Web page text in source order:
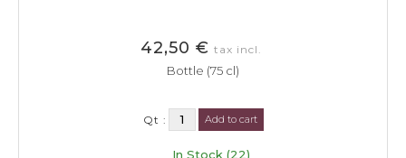
42,50 € tax incl.
Bottle (75 cl)
Qt : Add to cart
In Stock (22)